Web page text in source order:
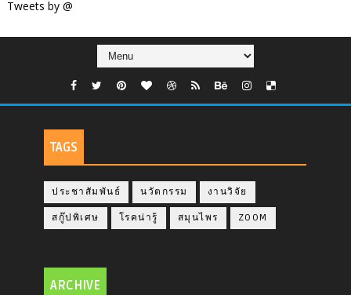
Tweets by @
TAGS
ประชาสัมพันธ์ นวัตกรรม งานวิจัย
สกู๊ปพิเศษ โรคน่ารู้ สมุนไพร ZOOM
ARCHIVE